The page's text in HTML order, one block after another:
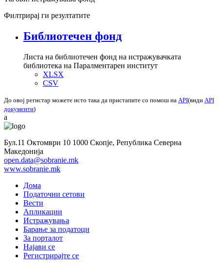
Филтрирај ги резултатите
Библиотечен фонд
Листа на библиотечен фонд на истражувачката
библиотека на Паралментарен институт
XLSX
CSV
До овој регистар можете исто така да пристапите со помош на API(види API
документи)
a
Бул.11 Октомври 10 1000 Скопје, Република Северна
Македонија
open.data@sobranie.mk
www.sobranie.mk
Дома
Податочни сетови
Вести
Апликации
Истражувања
Барање за податоци
За порталот
Најави се
Регистрирајте се